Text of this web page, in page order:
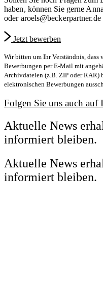
haben, können Sie gerne
oder aroels@beckerpartner.de
Jetzt bewerben
Wir bitten um Ihr Verständnis, dass
Bewerbungen per E-Mail mit
Archivdateien (z.B. ZIP oder RAR)
elektronischen Bewerbungen
Folgen Sie uns auch auf
Aktuelle News
informiert bleiben.
Aktuelle News
informiert bleiben.